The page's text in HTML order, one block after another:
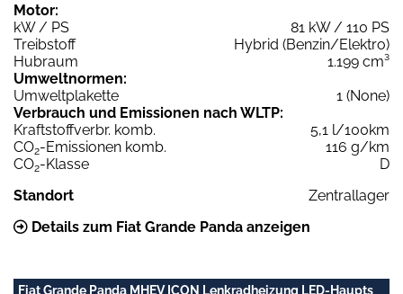
Motor:
kW / PS
81 kW / 110 PS
Treibstoff
Hybrid (Benzin/Elektro)
Hubraum
1.199 cm³
Umweltnormen:
Umweltplakette
1 (None)
Verbrauch und Emissionen nach WLTP:
Kraftstoffverbr. komb.
5,1 l/100km
CO2-Emissionen komb.
116 g/km
CO2-Klasse
D
Standort
Zentrallager
Details zum Fiat Grande Panda anzeigen
Fiat Grande Panda MHEV ICON Lenkradheizung LED-Haupts